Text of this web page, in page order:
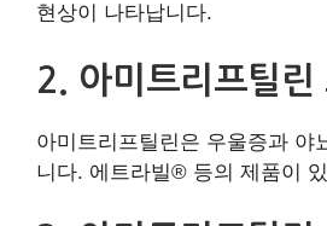
현상이 나타납니다.
2. 아미트리프틸린
아미트리프틸린은 우울증과 야
니다. 에트라빌® 등의 제품이